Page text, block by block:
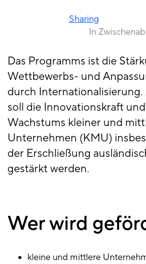
Sharing
In
Das Programms ist die
Wettbewerbs- und
durch
soll die Innovationskraft
Wachstums kleiner und
Unternehmen (KMU)
der Erschließung
gestärkt werden.
Wer wird
kleine und mittlere